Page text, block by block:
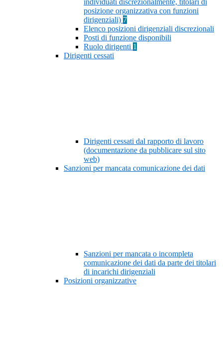
individuati discrezionalmente, titolari di
posizione organizzativa con funzioni
dirigenziali) 7
Elenco posizioni dirigenziali discrezionali
Posti di funzione disponibili
Ruolo dirigenti 1
Dirigenti cessati
Dirigenti cessati dal rapporto di lavoro
(documentazione da pubblicare sul sito
web)
Sanzioni per mancata comunicazione dei dati
Sanzioni per mancata o incompleta
comunicazione dei dati da parte dei titolari
di incarichi dirigenziali
Posizioni organizzative